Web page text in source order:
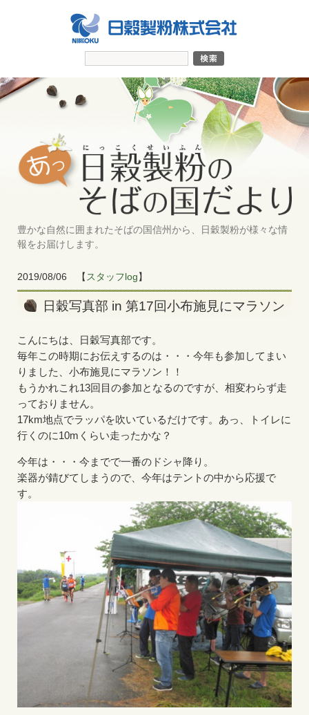
豊かな自然に囲まれたそばの国信州から、日穀製粉が様々な情
報をお届けします。
2019/08/06 【 スタッフlog】
日穀写真部 in 第17回小布施見にマラソン
こんにちは、日穀写真部です。
毎年この時期にお伝えするのは・・・今年も参加してまい
りました、小布施見にマラソン！！
もうかれこれ13回目の参加となるのですが、相変わらず走
っておりません。
17km地点でラッパを吹いているだけです。あっ、トイレに
行くのに10mくらい走ったかな？
今年は・・・今までで一番のドシャ降り。
楽器が錆びてしまうので、今年はテントの中から応援で
す。